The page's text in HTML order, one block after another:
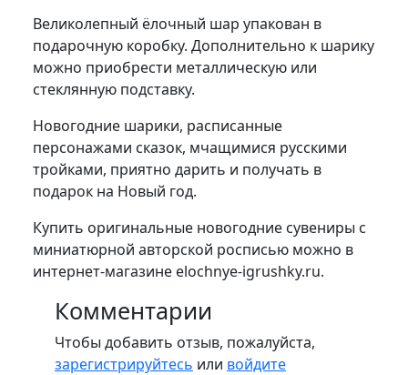
Великолепный ёлочный шар упакован в
подарочную коробку. Дополнительно к шарику
можно приобрести металлическую или
стеклянную подставку.
Новогодние шарики, расписанные
персонажами сказок, мчащимися русскими
тройками, приятно дарить и получать в
подарок на Новый год.
Купить оригинальные новогодние сувениры с
миниатюрной авторской росписью можно в
интернет-магазине elochnye-igrushky.ru.
Комментарии
Чтобы добавить отзыв, пожалуйста,
зарегистрируйтесь или войдите